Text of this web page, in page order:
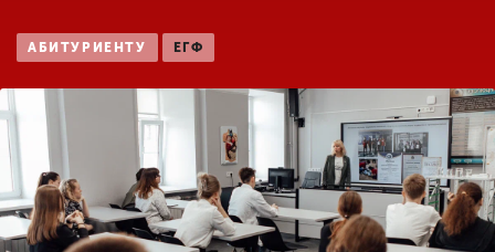
Другие виды
деятельности
Студенческая жизнь
АБИТУРИЕНТУ ЕГФ